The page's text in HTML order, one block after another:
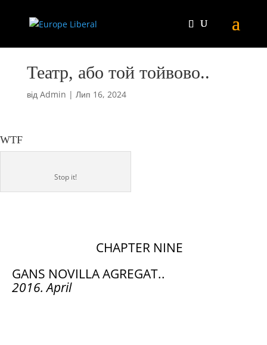
Театр, або той тойвово..
від Admin | Лип 16, 2024
WTF
Stop it!
CHAPTER NINE
GANS NOVILLA AGREGAT..
2016. April